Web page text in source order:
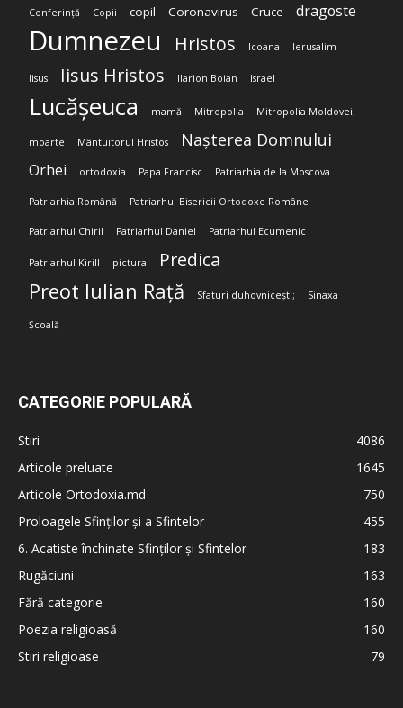
Conferință Copii copil Coronavirus Cruce dragoste
Dumnezeu Hristos Icoana Ierusalim
Iisus Iisus Hristos Ilarion Boian Israel
Lucășeuca mamă Mitropolia Mitropolia Moldovei;
moarte Mântuitorul Hristos Nașterea Domnului
Orhei ortodoxia Papa Francisc Patriarhia de la Moscova
Patriarhia Română Patriarhul Bisericii Ortodoxe Române
Patriarhul Chiril Patriarhul Daniel Patriarhul Ecumenic
Patriarhul Kirill pictura Predica
Preot Iulian Rață Sfaturi duhovnicești; Sinaxa
Școală
CATEGORIE POPULARĂ
Stiri
4086
Articole preluate
1645
Articole Ortodoxia.md
750
Proloagele Sfinților și a Sfintelor
455
6. Acatiste închinate Sfinților și Sfintelor
183
Rugăciuni
163
Fără categorie
160
Poezia religioasă
160
Stiri religioase
79